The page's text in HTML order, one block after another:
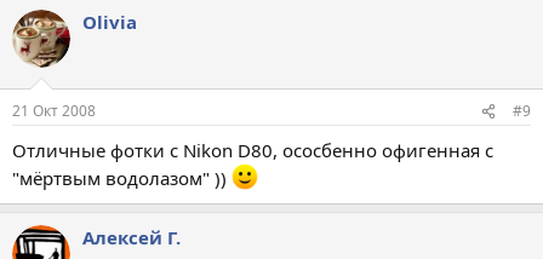
Olivia
21 Окт 2008 #9
Отличные фотки с Nikon D80, ососбенно офигенная с
"мёртвым водолазом" ))
Алексей Г.